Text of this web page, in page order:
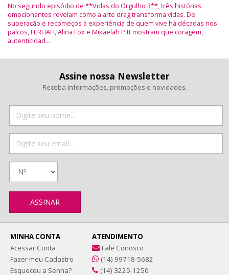
No segundo episódio de **Vidas do Orgulho 3**, três histórias
emocionantes revelam como a arte drag transforma vidas. De
superação e recomeços à experiência de quem vive há décadas nos
palcos, FERHAH, Alina Fox e Mikaelah Pitt mostram que coragem,
autenticidad...
Assine nossa Newsletter
Receba informações, promoções e novidades.
MINHA CONTA
Acessar Conta
Fazer meu Cadastro
Esqueceu a Senha?
ATENDIMENTO
Fale Conosco
(14) 99718-5682
(14) 3225-1250